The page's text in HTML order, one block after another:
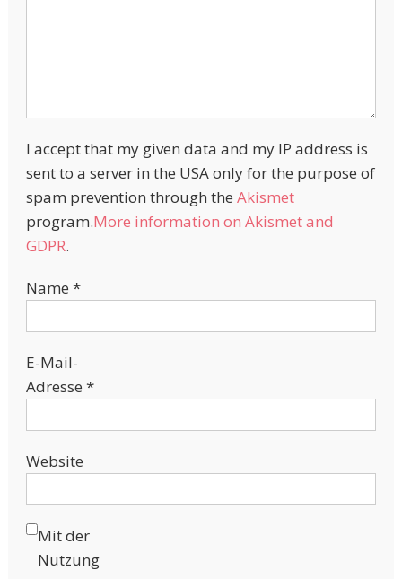
I accept that my given data and my IP address is
sent to a server in the USA only for the purpose of
spam prevention through the Akismet
program.More information on Akismet and
GDPR.
Name *
E-Mail-
Adresse *
Website
Mit der
Nutzung